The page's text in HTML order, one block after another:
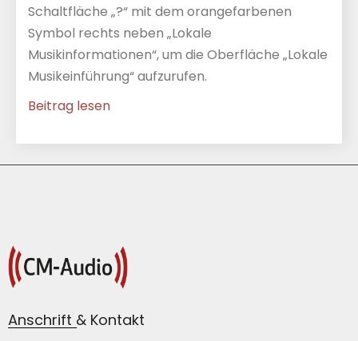
Schaltfläche „?“ mit dem orangefarbenen
Symbol rechts neben „Lokale
Musikinformationen“, um die Oberfläche „Lokale
Musikeinführung“ aufzurufen.
Beitrag lesen
Anschrift & Kontakt